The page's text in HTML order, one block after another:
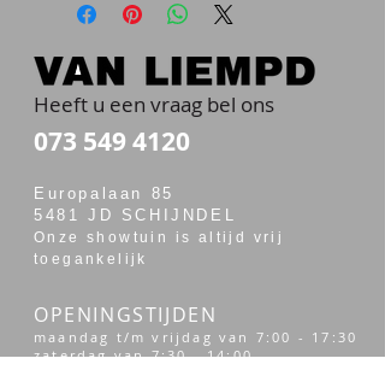
Heeft u een vraag bel ons
073 549 4120
Europalaan 85
5481 JD SCHIJNDEL
Onze showtuin is altijd vrij
toegankelijk
OPENINGSTIJDEN
maandag t/m vrijdag van 7:00 - 17:30
zaterdag van 7:30 - 14:00